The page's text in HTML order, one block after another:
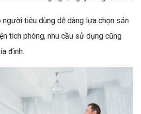
tiêu dùng dễ dàng lựa chọn sản
tích phòng, nhu cầu sử dụng cũng
đình.